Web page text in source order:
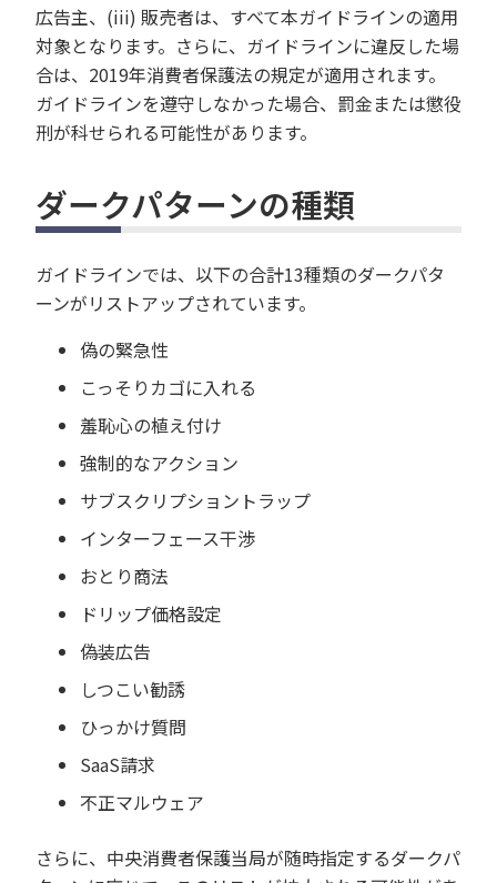
広告主、(iii) 販売者は、すべて本ガイドラインの適用
対象となります。さらに、ガイドラインに違反した場
合は、2019年消費者保護法の規定が適用されます。
ガイドラインを遵守しなかった場合、罰金または懲役
刑が科せられる可能性があります。
ダークパターンの種類
ガイドラインでは、以下の合計13種類のダークパタ
ーンがリストアップされています。
偽の緊急性
こっそりカゴに入れる
羞恥心の植え付け
強制的なアクション
サブスクリプショントラップ
インターフェース干渉
おとり商法
ドリップ価格設定
偽装広告
しつこい勧誘
ひっかけ質問
SaaS請求
不正マルウェア
さらに、中央消費者保護当局が随時指定するダークパ